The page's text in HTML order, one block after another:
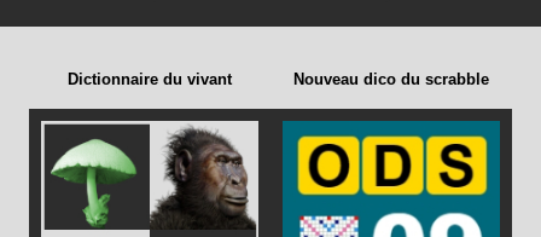
Dictionnaire du vivant Nouveau dico du scrabble